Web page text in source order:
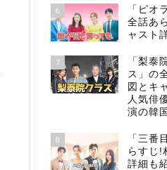
6
「ピオ
全話あ
ャスト
7
「梨泰
ス」の
図とキ
人気俳
演の韓
8
「三番
らすじ!
詳細も